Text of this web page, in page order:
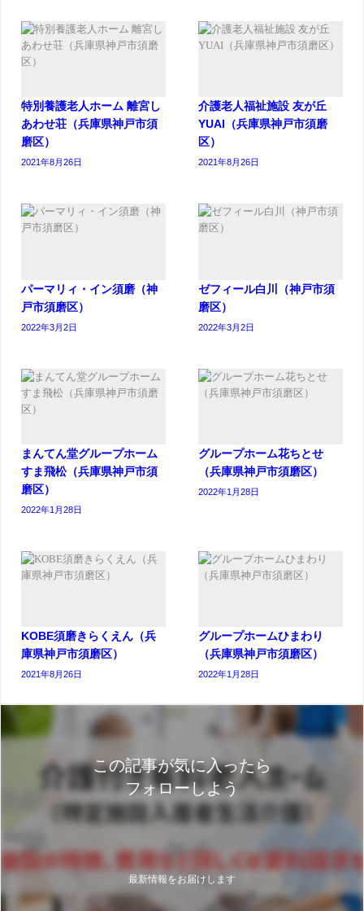
特別養護老人ホーム 離宮し
あわせ荘（兵庫県神戸市須
磨区）
2021年8月26日
介護老人福祉施設 友が丘
YUAI（兵庫県神戸市須磨
区）
2021年8月26日
パーマリィ・イン須磨（神
戸市須磨区）
2022年3月2日
ゼフィール白川（神戸市須
磨区）
2022年3月2日
まんてん堂グループホーム
すま飛松（兵庫県神戸市須
磨区）
2022年1月28日
グループホーム花ちとせ
（兵庫県神戸市須磨区）
2022年1月28日
KOBE須磨きらくえん（兵
庫県神戸市須磨区）
2021年8月26日
グループホームひまわり
（兵庫県神戸市須磨区）
2022年1月28日
この記事が気に入ったら
フォローしよう
最新情報をお届けします